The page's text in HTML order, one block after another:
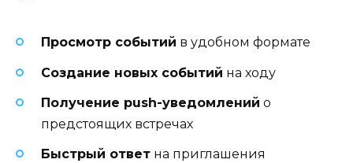
Просмотр событий в удобном формате
Создание новых событий на ходу
Получение push-уведомлений о
предстоящих встречах
Быстрый ответ на приглашения